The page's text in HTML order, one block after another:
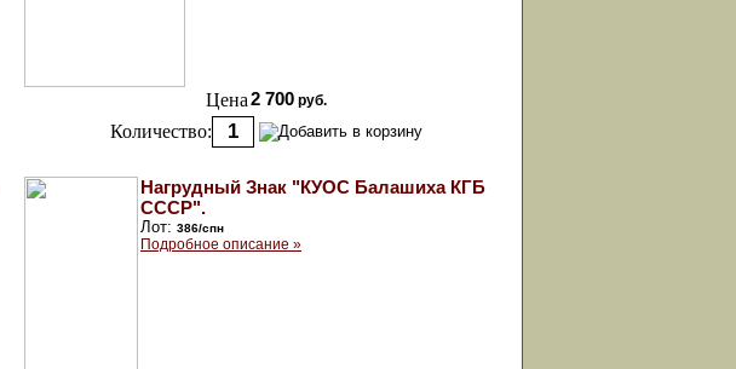
Цена2 700 руб.
Количество:
Нагрудный Знак "КУОС Балашиха КГБ
СССР".
Лот: 386/спн
Подробное описание »